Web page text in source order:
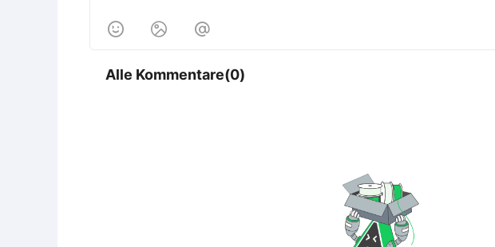
  
Alle Kommentare(0)